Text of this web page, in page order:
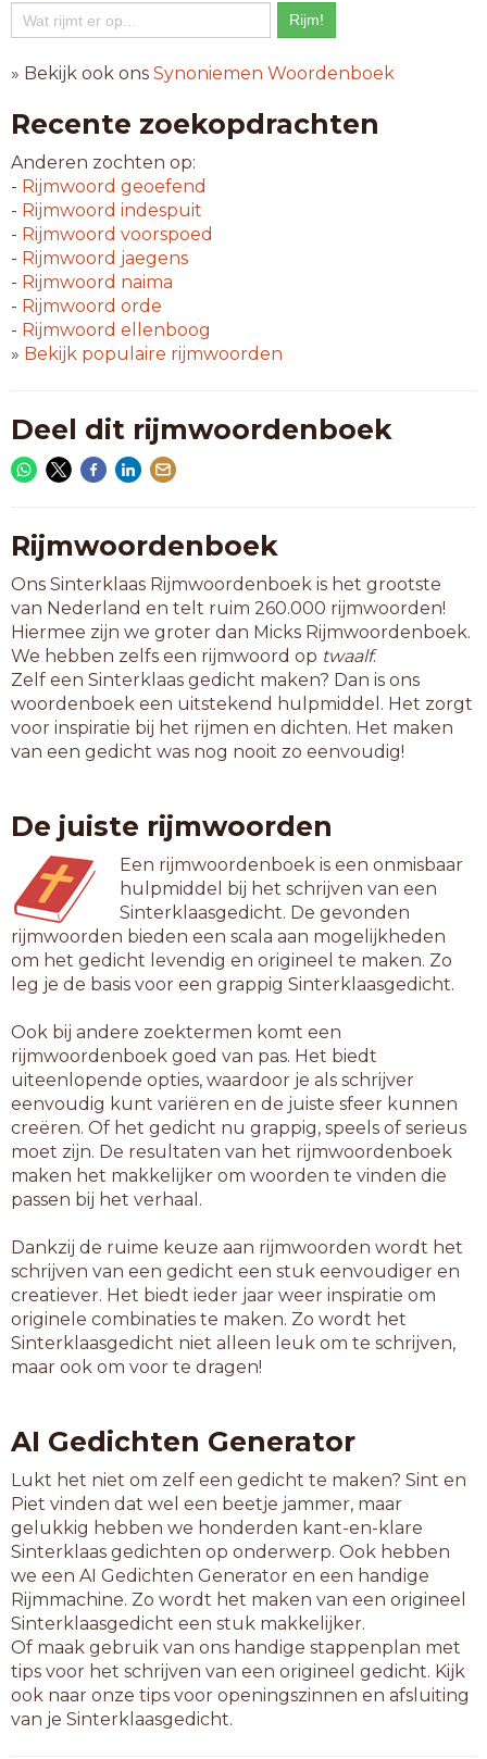
afgaan
banaan
begaan
bezaan
cubaan
decaan
ethaan
gedaan
gegaan
humaan
ingaan
komaan
milaan
nagaan
omgaan
opgaan
orgaan
talaan
titaan
urbaan
varaan
welaan
7-letterwoorden
aangaan
aanmaan
afghaan
argwaan
beslaan
bestaan
bijbaan
bijmaan
birmaan
bobbaan
busbaan
daaraan
diafaan
duobaan
erebaan
eropaan
gaslaan
gestaan
hieraan
id-baan
ijsbaan
indiaan
inslaan
instaan
leguaan
lindaan
losgaan
mangaan
mediaan
meegaan
methaan
misdaan
misgaan
moriaan
naslaan
omslaan
omstaan
» Bekijk ook ons Synoniemen Woordenboek
Recente zoekopdrachten
Anderen zochten op:
- Rijmwoord geoefend
- Rijmwoord indespuit
- Rijmwoord voorspoed
- Rijmwoord jaegens
- Rijmwoord naima
- Rijmwoord orde
- Rijmwoord ellenboog
» Bekijk populaire rijmwoorden
Deel dit rijmwoordenboek
Rijmwoordenboek
Ons Sinterklaas Rijmwoordenboek is het grootste
van Nederland en telt ruim 260.000 rijmwoorden!
Hiermee zijn we groter dan Micks Rijmwoordenboek.
We hebben zelfs een rijmwoord op twaalf.
Zelf een Sinterklaas gedicht maken? Dan is ons
woordenboek een uitstekend hulpmiddel. Het zorgt
voor inspiratie bij het rijmen en dichten. Het maken
van een gedicht was nog nooit zo eenvoudig!
De juiste rijmwoorden
Een rijmwoordenboek is een onmisbaar
hulpmiddel bij het schrijven van een
Sinterklaasgedicht. De gevonden
rijmwoorden bieden een scala aan mogelijkheden
om het gedicht levendig en origineel te maken. Zo
leg je de basis voor een grappig Sinterklaasgedicht.
Ook bij andere zoektermen komt een
rijmwoordenboek goed van pas. Het biedt
uiteenlopende opties, waardoor je als schrijver
eenvoudig kunt variëren en de juiste sfeer kunnen
creëren. Of het gedicht nu grappig, speels of serieus
moet zijn. De resultaten van het rijmwoordenboek
maken het makkelijker om woorden te vinden die
passen bij het verhaal.
Dankzij de ruime keuze aan rijmwoorden wordt het
schrijven van een gedicht een stuk eenvoudiger en
creatiever. Het biedt ieder jaar weer inspiratie om
originele combinaties te maken. Zo wordt het
Sinterklaasgedicht niet alleen leuk om te schrijven,
maar ook om voor te dragen!
AI Gedichten Generator
Lukt het niet om zelf een gedicht te maken? Sint en
Piet vinden dat wel een beetje jammer, maar
gelukkig hebben we honderden kant-en-klare
Sinterklaas gedichten op onderwerp. Ook hebben
we een AI Gedichten Generator en een handige
Rijmmachine. Zo wordt het maken van een origineel
Sinterklaasgedicht een stuk makkelijker.
Of maak gebruik van ons handige stappenplan met
tips voor het schrijven van een origineel gedicht. Kijk
ook naar onze tips voor openingszinnen en afsluiting
van je Sinterklaasgedicht.